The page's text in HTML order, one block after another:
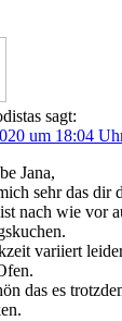
sagt:
um 18:04
Jana,
sehr das dir
nach wie vor
vari­iert
das es